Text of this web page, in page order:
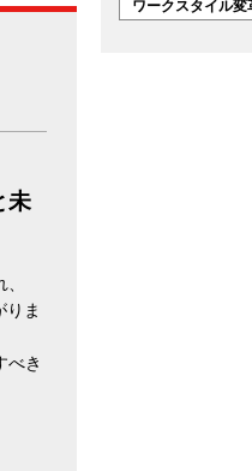
未
りま
べき
ワークスタイル